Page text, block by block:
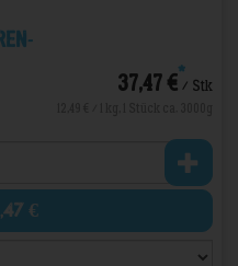
37,47 €*/ Stk
€